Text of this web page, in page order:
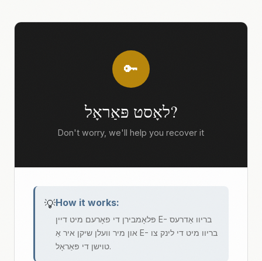
🔑
לאָסט פּאַראָל?
Don't worry, we'll help you recover it
💡How it works:
פּלאָמבירן די פאָרעם מיט דיין E- בריוו אַדרעס
און מיר וועלן שיקן איר אַ E- בריוו מיט די לינק צו
טוישן די פּאַראָל.